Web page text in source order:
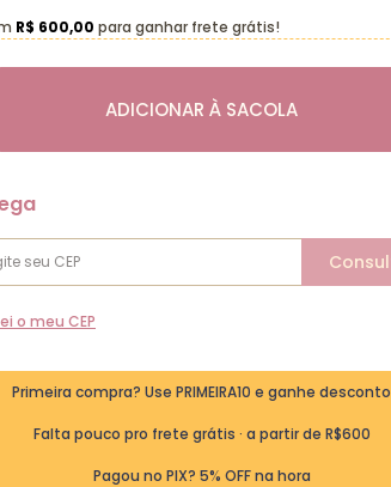
ADICIONAR À SACOLA
R$ 600,00 para ganhar frete grátis!
o meu CEP
Primeira compra? Use PRIMEIRA10 e ganhe desconto
Falta pouco pro frete grátis · a partir de R$600
Pagou no PIX? 5% OFF na hora